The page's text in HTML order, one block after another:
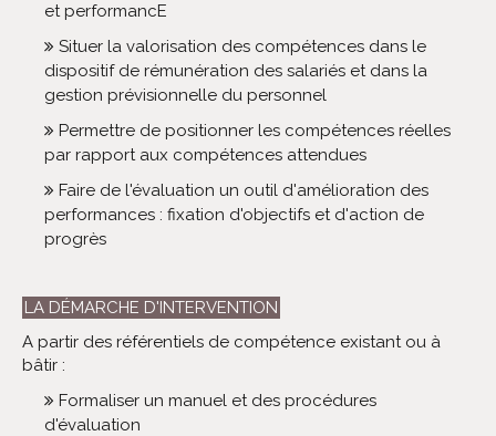
et performancE
Situer la valorisation des compétences dans le
dispositif de rémunération des salariés et dans la
gestion prévisionnelle du personnel
Permettre de positionner les compétences réelles
par rapport aux compétences attendues
Faire de l'évaluation un outil d'amélioration des
performances : fixation d'objectifs et d'action de
progrès
LA DÉMARCHE D'INTERVENTION
A partir des référentiels de compétence existant ou à
bâtir :
Formaliser un manuel et des procédures
d'évaluation